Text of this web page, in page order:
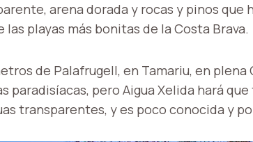
arena dorada y rocas y pinos que
las playas más bonitas de la Costa Brava.
de Palafrugell, en Tamariu, en plena
paradisíacas, pero Aigua Xelida hará
transparentes, y es poco conocida y